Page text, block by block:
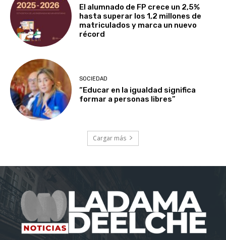
El alumnado de FP crece un 2,5%
hasta superar los 1,2 millones de
matriculados y marca un nuevo
récord
SOCIEDAD
“Educar en la igualdad significa
formar a personas libres”
Cargar más